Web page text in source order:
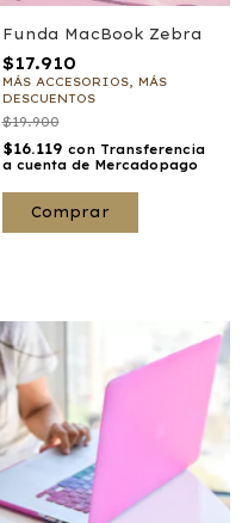
Funda MacBook Zebra
$17.910
MÁS ACCESORIOS, MÁS
DESCUENTOS
$19.900
$16.119 con Transferencia
a cuenta de Mercadopago
Comprar